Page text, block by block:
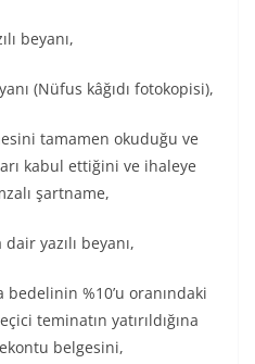
beyanı,
(Nüfus kâğıdı fotokopisi),
tamamen okuduğu ve
kabul ettiğini ve ihaleye
şartname,
dair yazılı beyanı,
%10’u oranındaki
teminatın yatırıldığına
belgesini,